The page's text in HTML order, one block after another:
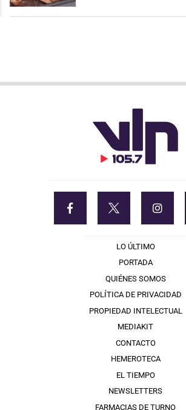
LO ÚLTIMO
PORTADA
QUIÉNES SOMOS
POLÍTICA DE PRIVACIDAD
PROPIEDAD INTELECTUAL
MEDIAKIT
CONTACTO
HEMEROTECA
EL TIEMPO
NEWSLETTERS
FARMACIAS DE TURNO